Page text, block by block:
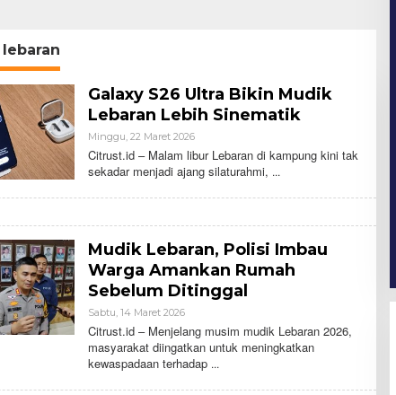
Galaxy S26 Ultra Bikin Mudik
Lebaran Lebih Sinematik
Minggu, 22 Maret 2026O
E
H
A
I
Citrust.id – Malam libur Lebaran di kampung kini tak
sekadar menjadi ajang silaturahmi,
Mudik Lebaran, Polisi Imbau
Warga Amankan Rumah
Sebelum Ditinggal
Sabtu, 14 Maret 2026O
E
H
H
R
Citrust.id – Menjelang musim mudik Lebaran 2026,
masyarakat diingatkan untuk meningkatkan
kewaspadaan terhadap